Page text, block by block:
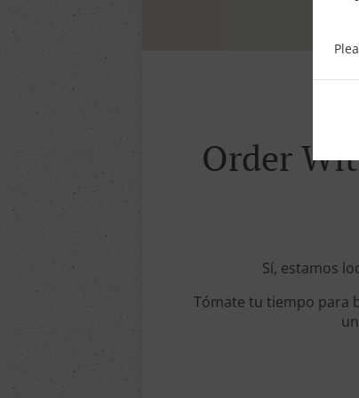
Order
Sí, estamos
Tómate tu tiempo para